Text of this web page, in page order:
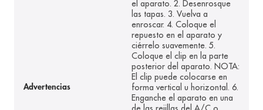
Advertencias
el aparato. 2. Desenrosque
las tapas. 3. Vuelva a
enroscar. 4. Coloque el
repuesto en el aparato y
ciérrelo suavemente. 5.
Coloque el clip en la parte
posterior del aparato. NOTA:
El clip puede colocarse en
forma vertical u horizontal. 6.
Enganche el aparato en una